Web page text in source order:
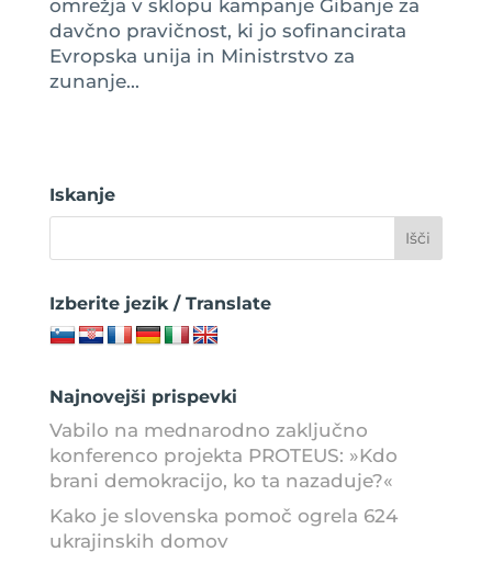
omrežja v sklopu kampanje Gibanje za
davčno pravičnost, ki jo sofinancirata
Evropska unija in Ministrstvo za
zunanje...
Iskanje
Izberite jezik / Translate
Najnovejši prispevki
Vabilo na mednarodno zaključno
konferenco projekta PROTEUS: »Kdo
brani demokracijo, ko ta nazaduje?«
Kako je slovenska pomoč ogrela 624
ukrajinskih domov